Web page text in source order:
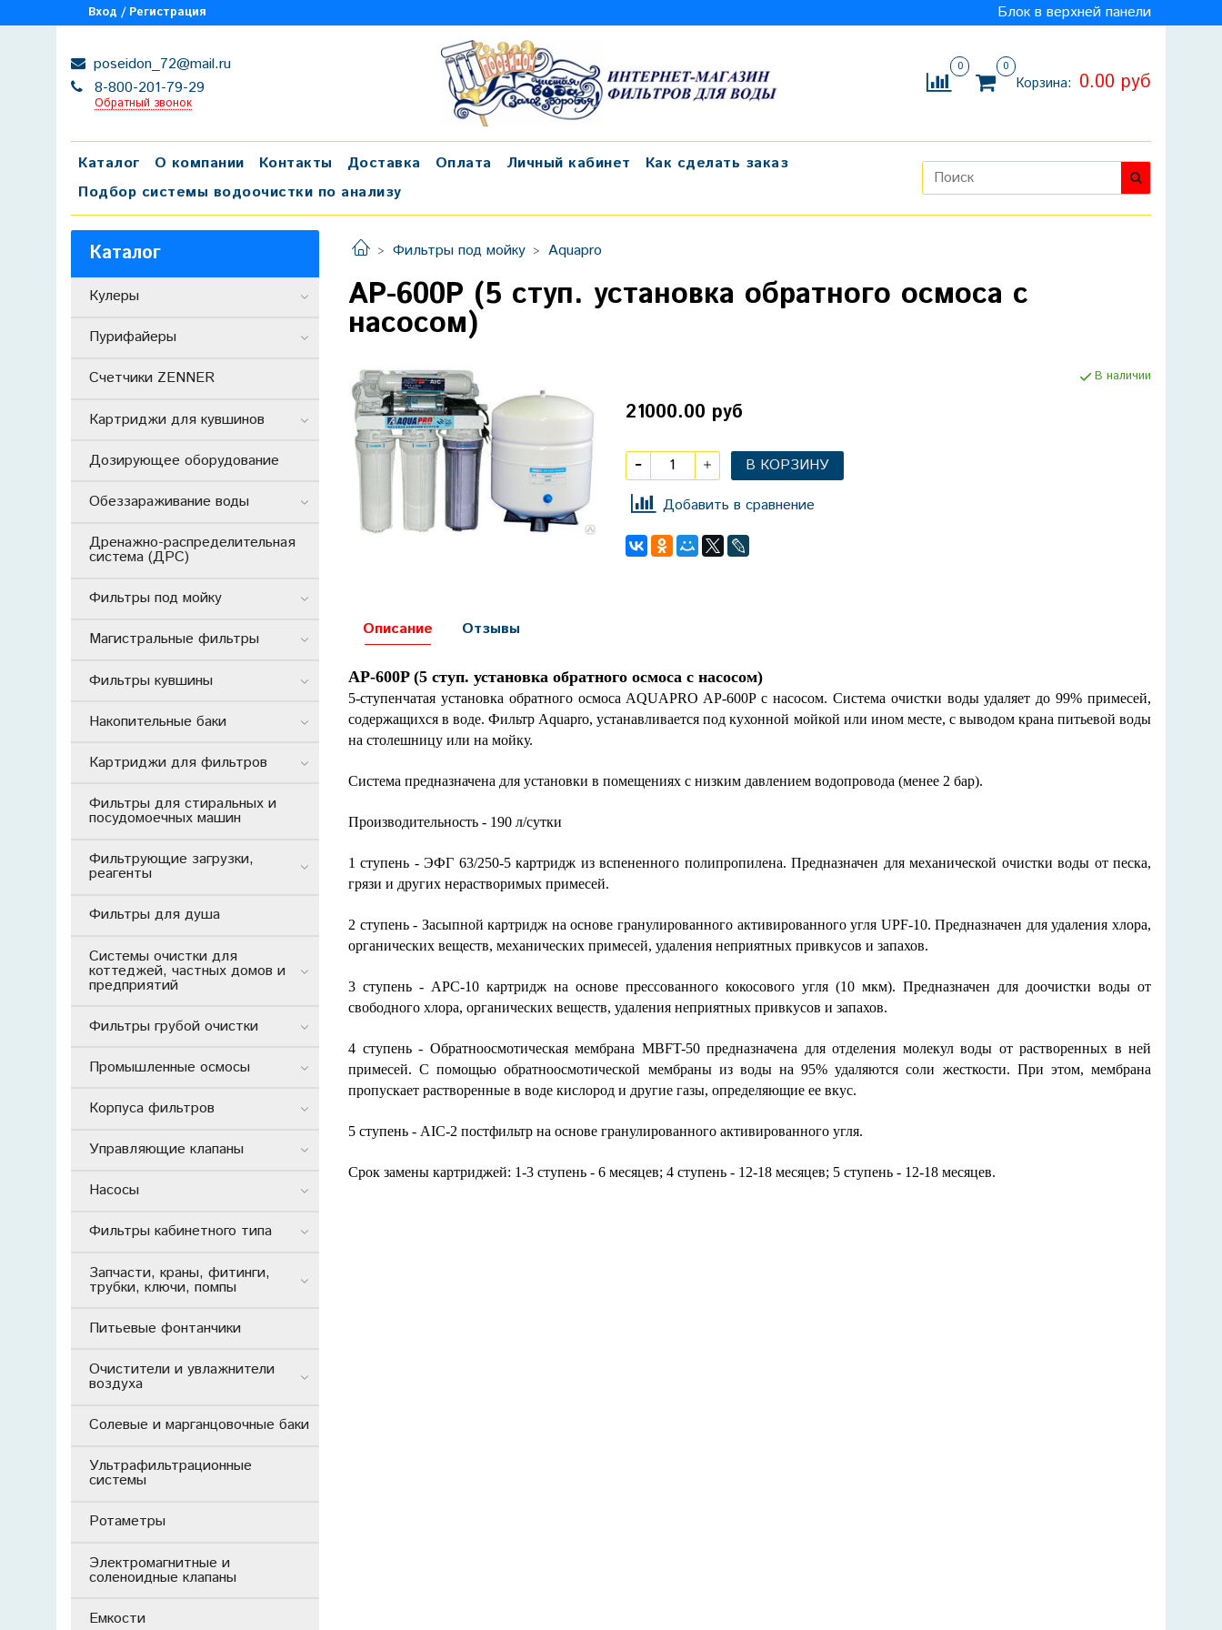
Вход / Регистрация Блок в верхней панели
poseidon_72@mail.ru
8-800-201-79-29
Обратный звонок
0 0
Корзина: 0.00 руб
Каталог О компании Контакты Доставка Оплата Личный кабинет
Как сделать заказ
Подбор системы водоочистки по анализу
Фильтры под мойку Aquapro
AP-600P (5 ступ. установка обратного осмоса c
насосом)
В наличии
21000.00 руб
В КОРЗИНУ
Добавить в сравнение
Описание
AP-600P (5 ступ. установка обратного осмоса c насосом)
5-ступенчатая установка обратного осмоса AQUAPRO AP-600P с насосом. Система очистки воды удаляет до 99% примесей,
содержащихся в воде. Фильтр Aquapro, устанавливается под кухонной мойкой или ином месте, с выводом крана питьевой воды
на столешницу или на мойку.
Система предназначена для установки в помещениях с низким давлением водопровода (менее 2 бар).
Производительность - 190 л/сутки
1 ступень - ЭФГ 63/250-5 картридж из вспененного полипропилена. Предназначен для механической очистки воды от песка,
грязи и других нерастворимых примесей.
2 ступень - Засыпной картридж на основе гранулированного активированного угля UPF-10. Предназначен для удаления хлора,
органических веществ, механических примесей, удаления неприятных привкусов и запахов.
3 ступень - APC-10 картридж на основе прессованного кокосового угля (10 мкм). Предназначен для доочистки воды от
свободного хлора, органических веществ, удаления неприятных привкусов и запахов.
4 ступень - Обратноосмотическая мембрана MBFT-50 предназначена для отделения молекул воды от растворенных в ней
примесей. С помощью обратноосмотической мембраны из воды на 95% удаляются соли жесткости. При этом, мембрана
пропускает растворенные в воде кислород и другие газы, определяющие ее вкус.
5 ступень - AIC-2 постфильтр на основе гранулированного активированного угля.
Срок замены картриджей: 1-3 ступень - 6 месяцев; 4 ступень - 12-18 месяцев; 5 ступень - 12-18 месяцев.
Отзывы
Каталог
Кулеры
Пурифайеры
Счетчики ZENNER
Картриджи для кувшинов
Дозирующее оборудование
Обеззараживание воды
Дренажно-распределительная
система (ДРС)
Фильтры под мойку
Магистральные фильтры
Фильтры кувшины
Накопительные баки
Картриджи для фильтров
Фильтры для стиральных и
посудомоечных машин
Фильтрующие загрузки,
реагенты
Фильтры для душа
Системы очистки для
коттеджей, частных домов и
предприятий
Фильтры грубой очистки
Промышленные осмосы
Корпуса фильтров
Управляющие клапаны
Насосы
Фильтры кабинетного типа
Запчасти, краны, фитинги,
трубки, ключи, помпы
Питьевые фонтанчики
Очистители и увлажнители
воздуха
Солевые и марганцовочные баки
Ультрафильтрационные
системы
Ротаметры
Электромагнитные и
соленоидные клапаны
Емкости